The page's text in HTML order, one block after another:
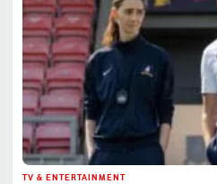
TV & ENTERTAINMENT